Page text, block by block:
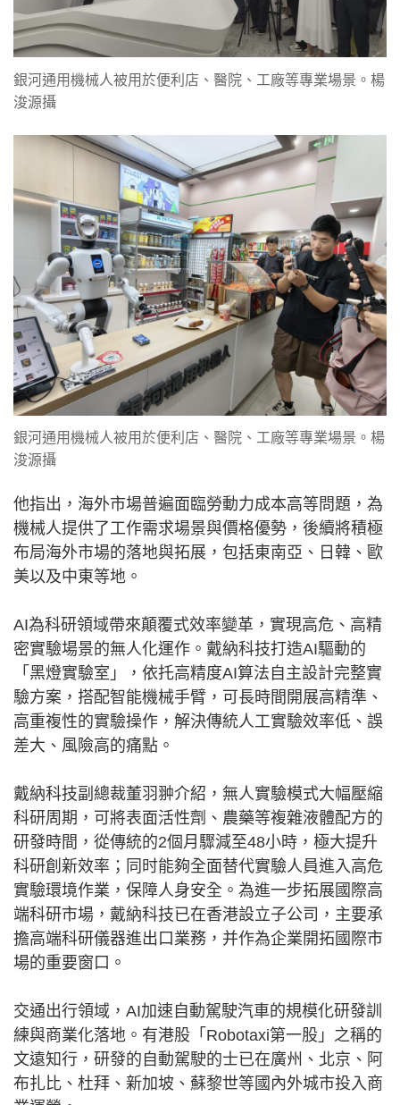
銀河通用機械人被用於便利店、醫院、工廠等專業場景。楊
浚源攝
銀河通用機械人被用於便利店、醫院、工廠等專業場景。楊
浚源攝
他指出，海外市場普遍面臨勞動力成本高等問題，為
機械人提供了工作需求場景與價格優勢，後續將積極
布局海外市場的落地與拓展，包括東南亞、日韓、歐
美以及中東等地。
AI為科研領域帶來顛覆式效率變革，實現高危、高精
密實驗場景的無人化運作。戴納科技打造AI驅動的
「黑燈實驗室」，依托高精度AI算法自主設計完整實
驗方案，搭配智能機械手臂，可長時間開展高精準、
高重複性的實驗操作，解決傳統人工實驗效率低、誤
差大、風險高的痛點。
戴納科技副總裁董羽翀介紹，無人實驗模式大幅壓縮
科研周期，可將表面活性劑、農藥等複雜液體配方的
研發時間，從傳統的2個月驟減至48小時，極大提升
科研創新效率；同时能夠全面替代實驗人員進入高危
實驗環境作業，保障人身安全。為進一步拓展國際高
端科研市場，戴納科技已在香港設立子公司，主要承
擔高端科研儀器進出口業務，并作為企業開拓國際市
場的重要窗口。
交通出行領域，AI加速自動駕駛汽車的規模化研發訓
練與商業化落地。有港股「Robotaxi第一股」之稱的
文遠知行，研發的自動駕駛的士已在廣州、北京、阿
布扎比、杜拜、新加坡、蘇黎世等國內外城市投入商